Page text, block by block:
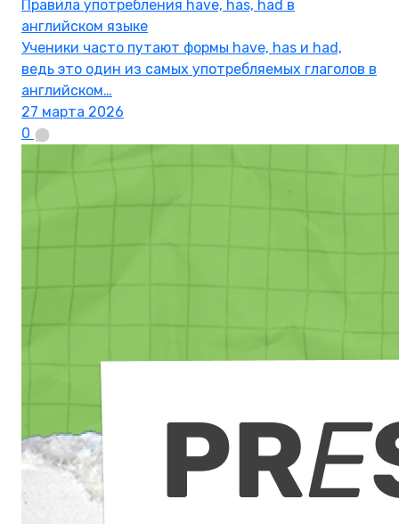
Правила употребления have, has, had в
английском языке
Ученики часто путают формы have, has и had,
ведь это один из самых употребляемых глаголов в
английском…
27 марта 2026
0